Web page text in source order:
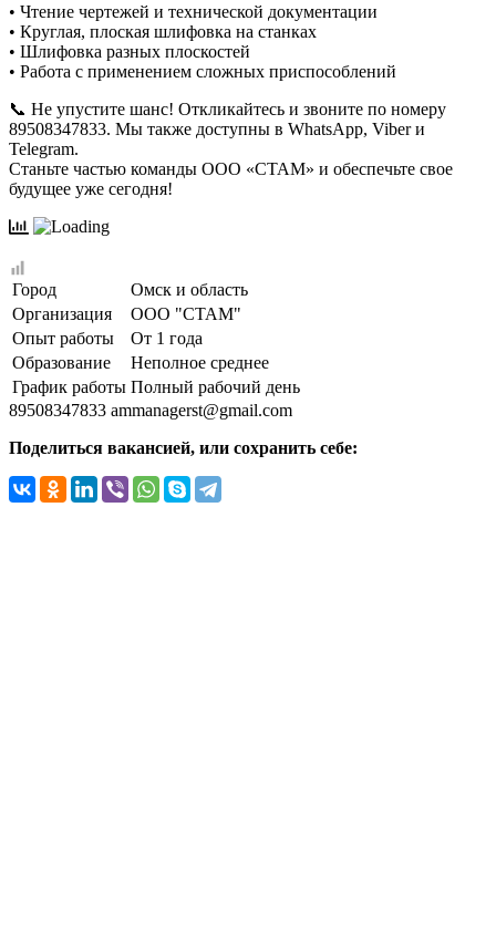
• Чтение чертежей и технической документации
• Круглая, плоская шлифовка на станках
• Шлифовка разных плоскостей
• Работа с применением сложных приспособлений
📞 Не упустите шанс! Откликайтесь и звоните по номеру
89508347833. Мы также доступны в WhatsApp, Viber и
Telegram.
Станьте частью команды ООО «СТАМ» и обеспечьте свое
будущее уже сегодня!
Город
Омск и область
Организация
ООО "СТАМ"
Опыт работы
От 1 года
Образование
Неполное среднее
График работы Полный рабочий день
89508347833 ammanagerst@gmail.com
Поделиться вакансией, или сохранить себе: